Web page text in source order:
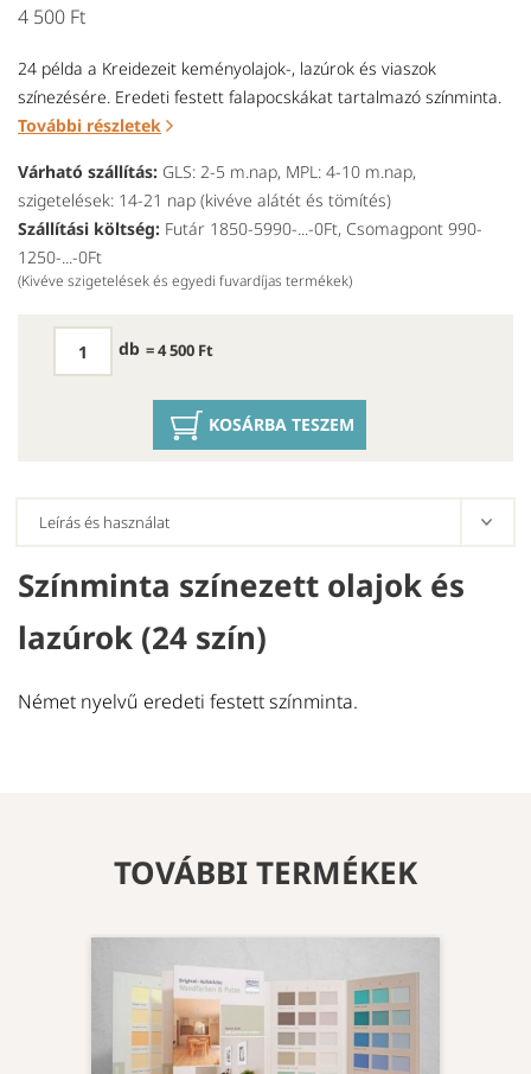
4 500 Ft
24 példa a Kreidezeit keményolajok-, lazúrok és viaszok
színezésére. Eredeti festett falapocskákat tartalmazó színminta.
További részletek
Várható szállítás: GLS: 2-5 m.nap, MPL: 4-10 m.nap,
szigetelések: 14-21 nap (kivéve alátét és tömítés)
Szállítási költség: Futár 1850-5990-...-0Ft, Csomagpont 990-
1250-...-0Ft
(Kivéve szigetelések és egyedi fuvardíjas termékek)
db = 4 500 Ft
KOSÁRBA TESZEM
Színminta színezett olajok és
lazúrok (24 szín)
Német nyelvű eredeti festett színminta.
TOVÁBBI TERMÉKEK